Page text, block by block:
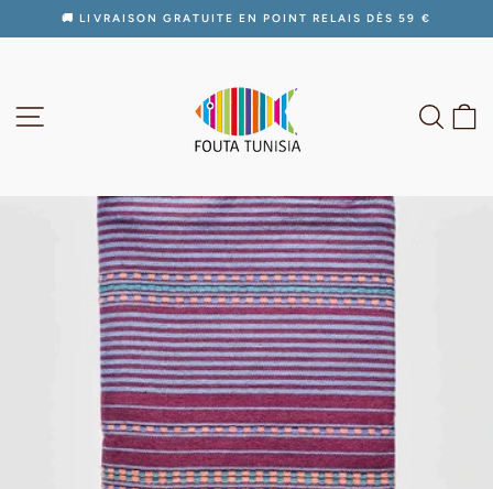
Diaporama
🚚 LIVRAISON GRATUITE EN POINT RELAIS DÈS 59 €